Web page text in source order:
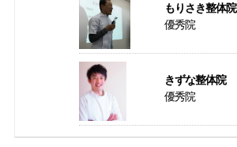
もりさき整体院
優秀院
きずな整体院
優秀院